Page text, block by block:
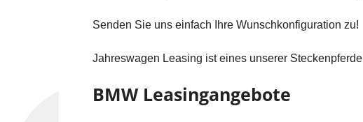
Senden Sie uns einfach Ihre Wunschkonfiguration zu!
Jahreswagen Leasing ist eines unserer Steckenpferde
BMW Leasingangebote